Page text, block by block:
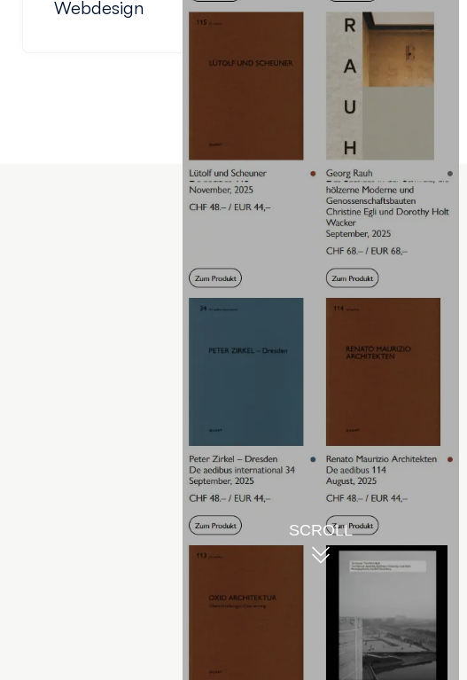
SCROLL
Webdesign